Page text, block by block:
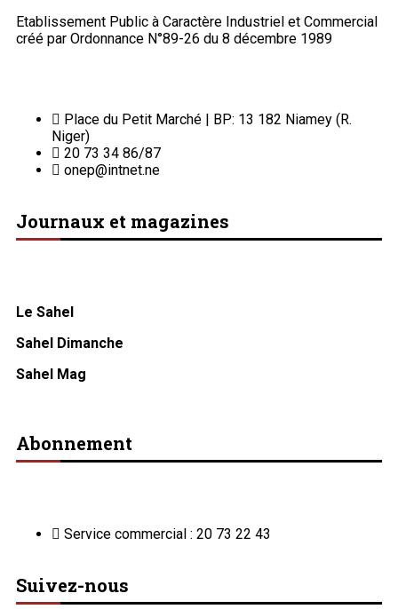
Etablissement Public à Caractère Industriel et Commercial
créé par Ordonnance N°89-26 du 8 décembre 1989
Place du Petit Marché | BP: 13 182 Niamey (R.
Niger)
20 73 34 86/87
onep@intnet.ne
Journaux et magazines
Le Sahel
Sahel Dimanche
Sahel Mag
Abonnement
Service commercial : 20 73 22 43
Suivez-nous